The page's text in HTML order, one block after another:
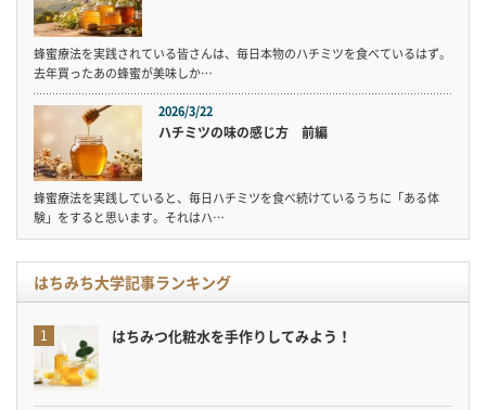
蜂蜜療法を実践されている皆さんは、毎日本物のハチミツを食べているはず。
去年買ったあの蜂蜜が美味しか…
2026/3/22
ハチミツの味の感じ方 前編
蜂蜜療法を実践していると、毎日ハチミツを食べ続けているうちに「ある体
験」をすると思います。それはハ…
はちみち大学記事ランキング
はちみつ化粧水を手作りしてみよう！